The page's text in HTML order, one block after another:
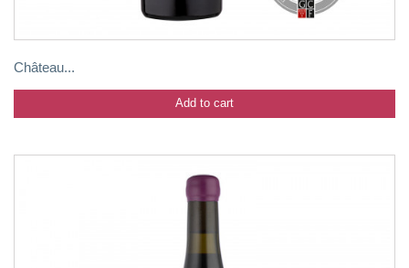
Château...
Add to cart